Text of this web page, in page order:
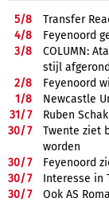
5/8
Transfer
4/8
Feyenoord
3/8
COLUMN:
stijl afgerond
2/8
Feyenoord
1/8
Newcastle
31/7
Ruben
30/7
Twente ziet
worden
30/7
Feyenoord
30/7
Interesse in
30/7
Ook AS